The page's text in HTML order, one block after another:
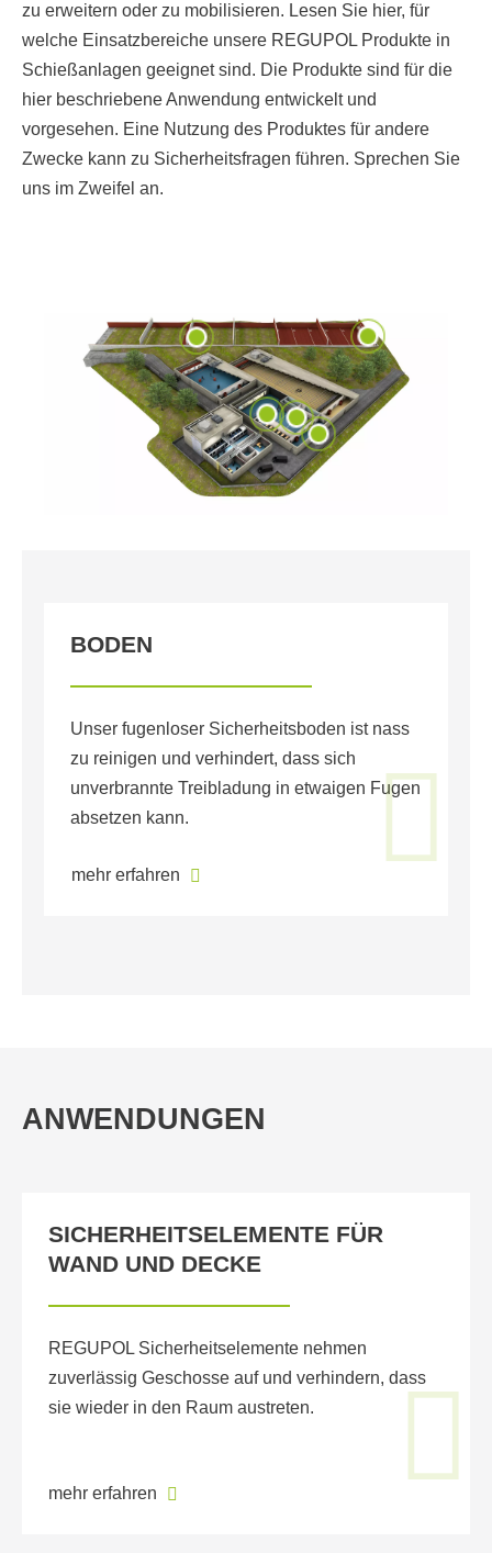
zu erweitern oder zu mobilisieren. Lesen Sie hier, für
welche Einsatzbereiche unsere REGUPOL Produkte in
Schießanlagen geeignet sind. Die Produkte sind für die
hier beschriebene Anwendung entwickelt und
vorgesehen. Eine Nutzung des Produktes für andere
Zwecke kann zu Sicherheitsfragen führen. Sprechen Sie
uns im Zweifel an.
BODEN
Unser fugenloser Sicherheitsboden ist nass
zu reinigen und verhindert, dass sich
unverbrannte Treibladung in etwaigen Fugen
absetzen kann.
mehr erfahren
ANWENDUNGEN
SICHERHEITSELEMENTE FÜR
WAND UND DECKE
REGUPOL Sicherheitselemente nehmen
zuverlässig Geschosse auf und verhindern, dass
sie wieder in den Raum austreten.
mehr erfahren